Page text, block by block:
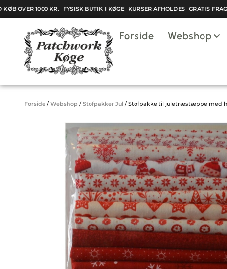
OVER 1000 KR.─FYSISK BUTIK I KØGE─KURSER AFHOLDES─GRATIS FRAGT
Forside Webshop
Indkøbskurv
Din kurv er tom.
Forside / Webshop / Stofpakker Jul / Stofpakke til juletræstæppe med